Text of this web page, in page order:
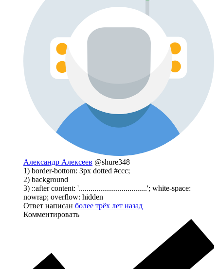
Александр Алексеев @shure348
1) border-bottom: 3px dotted #ccc;
2) background
3) ::after content: '...................................'; white-space:
nowrap; overflow: hidden
Ответ написан более трёх лет назад
Комментировать